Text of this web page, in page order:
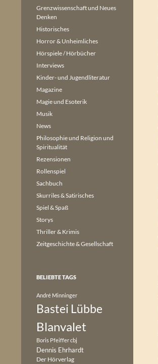
Grenzwissenschaft und Neues
Denken
Historisches
Horror & Unheimliches
Hörspiele / Hörbücher
Interviews
Kinder- und Jugendliteratur
Magazine
Magie und Esoterik
Musik
News
Philosophie und Religion und
Spiritualität
Rezensionen
Rollenspiel
Sachbuch
Skurriles & Satirisches
Spiel & Spaß
Storys
Thriller & Krimis
Zeitgeschichte & Gesellschaft
BELIEBTE TAGS
André Minninger
Bastei Lübbe
Blanvalet
Boris Pfeiffercbj
Dennis Ehrhardt
Der Hörverlag